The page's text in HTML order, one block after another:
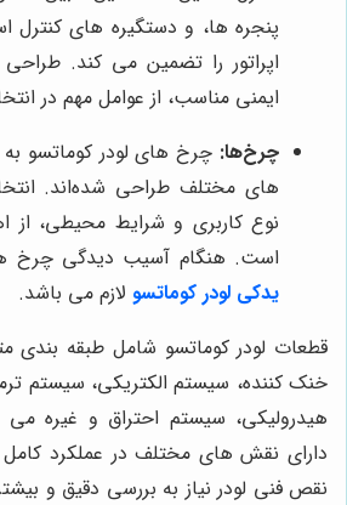
پنجره‌ ها، و دستگیره ‌های کنترل
اپراتور را تضمین می ‌کند.
ایمنی مناسب، از عوامل مهم در
چرخ‌ها: چرخ ‌های لودر کوماتسو
های مختلف طراحی شده‌اند.
نوع کاربری و شرایط محیطی، از
است. هنگام آسیب دیدگی چرخ
یدکی لودر کوماتسو لازم می باشد.
قطعات لودر کوماتسو شامل طبقه بندی
خنک ‌کننده، سیستم الکتریکی، سیستم
هیدرولیکی، سیستم احتراق و غیره
دارای نقش ‌های مختلف در عملکرد کامل
نقص فنی لودر نیاز به بررسی دقیق و